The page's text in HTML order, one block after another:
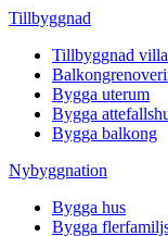
Tillbyggnad
Tillbyggnad villa
Bygga uterum
Bygga
Bygga balkong
Nybyggnation
Bygga hus
Bygga